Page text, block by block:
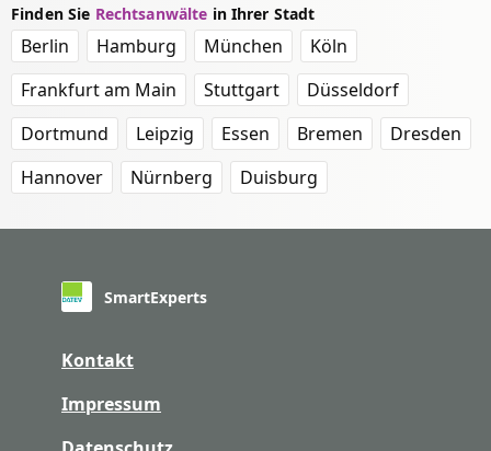
Finden Sie Rechtsanwälte in Ihrer Stadt
Berlin Hamburg München
Köln
Frankfurt am Main
Stuttgart
Düsseldorf
Dortmund
Leipzig Essen Bremen
Dresden
Hannover
Nürnberg Duisburg
SmartExperts
Kontakt
Impressum